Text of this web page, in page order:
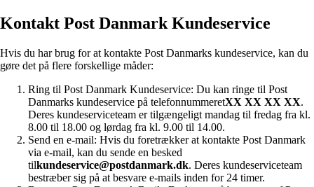
Kontakt Post Danmark Kundeservice
Hvis du har brug for at kontakte Post Danmarks kundeservice, kan du
gøre det på flere forskellige måder:
Ring til Post Danmark Kundeservice: Du kan ringe til Post
Danmarks kundeservice på telefonnummeretXX XX XX XX.
Deres kundeserviceteam er tilgængeligt mandag til fredag ​​fra kl.
8.00 til 18.00 og lørdag fra kl. 9.00 til 14.00.
Send en e-mail: Hvis du foretrækker at kontakte Post Danmark
via e-mail, kan du sende en besked
tilkundeservice@postdanmark.dk. Deres kundeserviceteam
bestræber sig på at besvare e-mails inden for 24 timer.